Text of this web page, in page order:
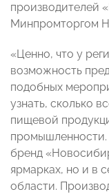
производителей
Минпромторгом
«Ценно, что у
возможность
подобных
узнать, сколько
пищевой
бренд
ярмарках, но и в
области.